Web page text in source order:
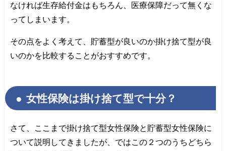
なければ生存給付金はもちろん、医療保障だって無くな
ってしまいます。
その点をよく考えて、貯蓄型が良いのか掛け捨て型が良
いのかを比較することがおすすめです。
女性保険は掛け捨て型で十分？
さて、ここまで掛け捨て型女性保険と貯蓄型女性保険に
ついて説明してきましたが、ではこの２つのうちどちら